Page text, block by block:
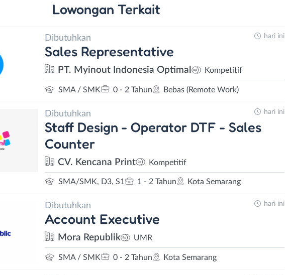
Lowongan Terkait
Dibutuhkan
Sales Representative
PT. Myinout Indonesia Optimal Kompetitif
SMA / SMK 0 - 2 Tahun Bebas (Remote Work)
hari ini
Dibutuhkan
Staff Design - Operator DTF - Sales
Counter
CV. Kencana Print Kompetitif
SMA/SMK, D3, S1 1 - 2 Tahun Kota Semarang
hari ini
Dibutuhkan
Account Executive
Mora Republik UMR
SMA / SMK 0 - 2 Tahun Kota Semarang
hari ini